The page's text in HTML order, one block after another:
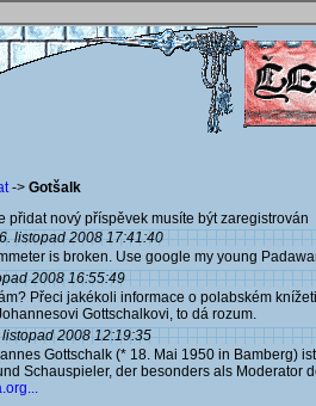
-> Gotšalk
přidat nový příspěvek musíte být
listopad 2008 17:41:40
is broken. Use google my young
2008 16:55:49
Přeci jakékoli informace o polabském
Gottschalkovi, to dá rozum.
listopad 2008 12:19:35
Gottschalk (* 18. Mai 1950 in Bamberg)
Schauspieler, der besonders als Moderator